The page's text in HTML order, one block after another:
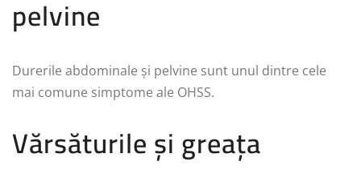
pelvine
Durerile abdominale și pelvine sunt unul dintre cele
mai comune simptome ale OHSS.
Vărsăturile și greața